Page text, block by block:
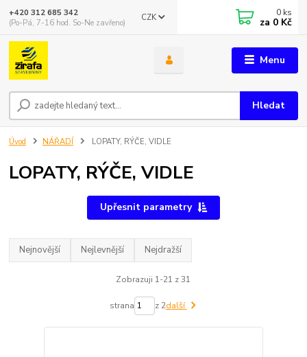
Menu
CZK
Hledat
+420 312 685 342
(Po-Pá, 7-16 hod. So-Ne zavřeno)
0 ks
za 0 Kč
Úvod NÁŘADÍ LOPATY, RÝČE, VIDLE
LOPATY, RÝČE, VIDLE
Upřesnit parametry
Nejnovější Nejlevnější Nejdražší
Zobrazuji 1-21 z 31
strana z 2další